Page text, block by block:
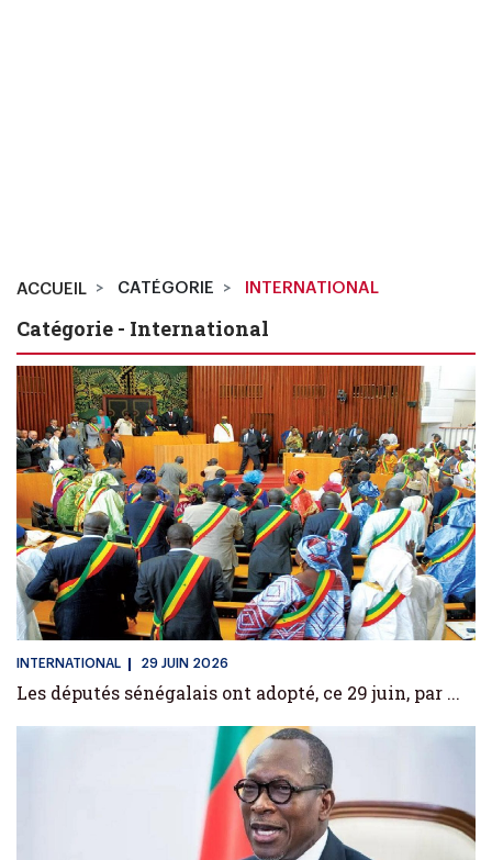
ACCUEIL CATÉGORIE INTERNATIONAL
Catégorie - International
INTERNATIONAL 29 JUIN 2026
Les députés sénégalais ont adopté, ce 29 juin, par ...